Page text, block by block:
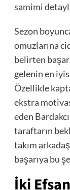
samimi
Sezon
omuzlarına
belirten
gelenin en
Özellikle
ekstra
eden
taraftarın
takım
başarıya bu
İki